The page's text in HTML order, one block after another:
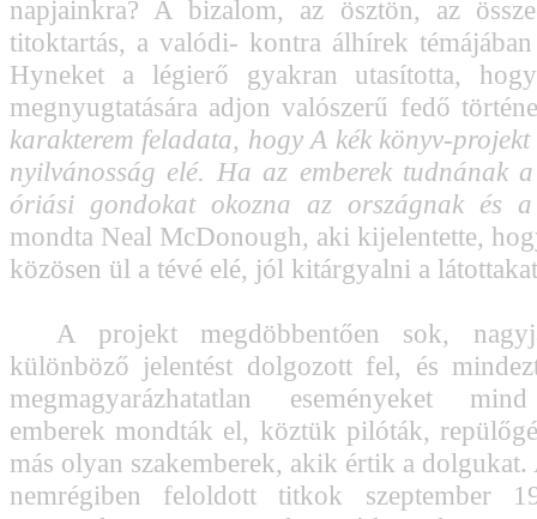
napjainkra? A bizalom, az ösztön, az
titoktartás, a valódi- kontra álhírek
Hyneket a légierő gyakran utasította,
megnyugtatására adjon valószerű fedő
karakterem feladata, hogy A kék könyv-
nyilvánosság elé. Ha az emberek tudnának
óriási gondokat okozna az országnak és
mondta Neal McDonough, aki kijelentette,
közösen ül a tévé elé, jól kitárgyalni a
A projekt megdöbbentően sok,
különböző jelentést dolgozott fel, és
megmagyarázhatatlan eseményeket
emberek mondták el, köztük pilóták,
más olyan szakemberek, akik értik a dolgukat.
nemrégiben feloldott titkok szeptember